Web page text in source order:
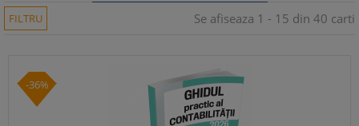
FILTRU Se afiseaza 1 - 15 din 40 carti
-36%